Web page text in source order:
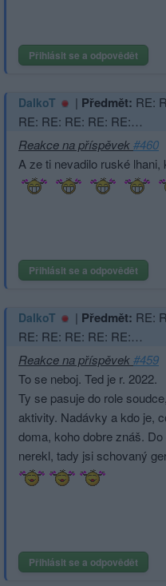
Přihlásit se a odpovědět
DalkoT | Předmět: RE:
RE: RE: RE: RE: RE:…
Reakce na příspěvek#460
A ze ti nevadilo ruské
Přihlásit se a odpovědět
DalkoT | Předmět: RE:
RE: RE: RE: RE: RE:…
Reakce na příspěvek#459
To se neboj. Ted je r. 2022.
Ty se pasuje do role
aktivity. Nadávky a kdo je,
doma, koho dobre znáš.
nerekl, tady jsi schovaný
Přihlásit se a odpovědět